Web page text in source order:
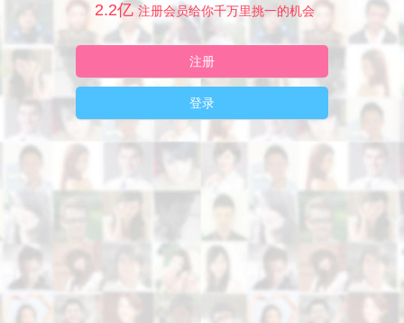
2.2亿 注册会员给你千万里挑一的机会
注册
登录